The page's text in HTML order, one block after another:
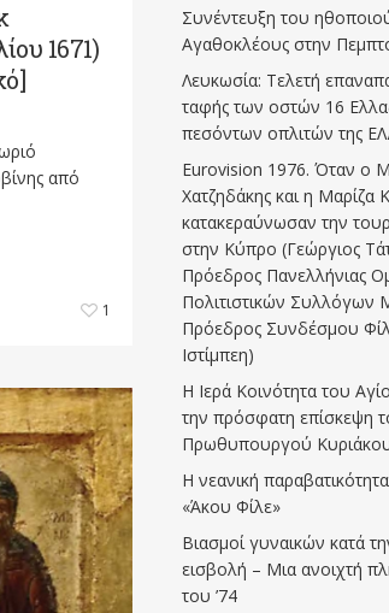
1671)
από
1
Συνέντευξη του
Αγαθοκλέους στην
Λευκωσία: Τελετή
ταφής των οστών 16
πεσόντων οπλιτών της
Eurovision 1976. Όταν ο
Χατζηδάκης και η Μαρίζα
κατακεραύνωσαν την
στην Κύπρο (Γεώργιος
Πρόεδρος Πανελλήνιας
Πολιτιστικών Συλλόγων
Πρόεδρος Συνδέσμου
Ιστίμπεη)
Η Ιερά Κοινότητα του
την πρόσφατη επίσκεψη
Πρωθυπουργού
Η νεανική
«Άκου Φίλε»
Βιασμοί γυναικών κατά
εισβολή – Μια ανοιχτή
του ’74